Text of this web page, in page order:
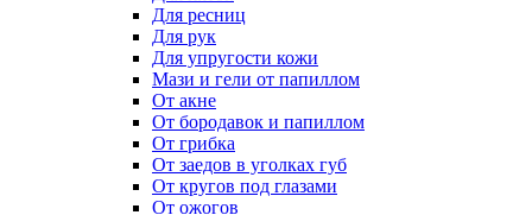
Для ресниц
Для рук
Для упругости кожи
Мази и гели от папиллом
От акне
От бородавок и папиллом
От грибка
От заедов в уголках губ
От кругов под глазами
От ожогов